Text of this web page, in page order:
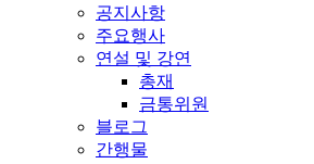
공지사항
주요행사
연설 및 강연
총재
금통위원
블로그
간행물